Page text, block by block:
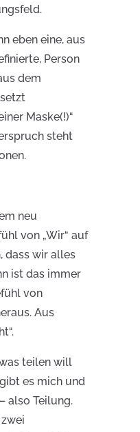
eben eine, aus
Person
dem
Maske(!)“
steht
neu
von „Wir“ auf
dass wir alles
ist das immer
von
Aus
teilen will
es mich und
also Teilung.